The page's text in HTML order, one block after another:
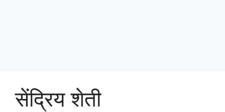
सेंद्रिय शेती